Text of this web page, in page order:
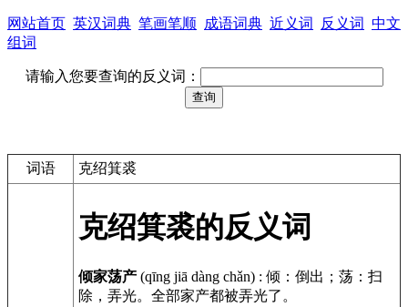
网站首页 英汉词典 笔画笔顺 成语词典 近义词 反义词 中文
组词
请输入您要查询的反义词：
词语 克绍箕裘
克绍箕裘的反义词
倾家荡产 (qīng jiā dàng chǎn) : 倾：倒出；荡：扫
除，弄光。全部家产都被弄光了。